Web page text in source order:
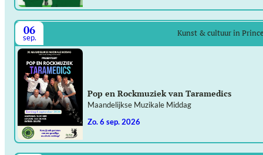
06
sep. Kunst & cultuur in
Pop en Rockmuziek van Taramedics
Maandelijkse Muzikale Middag
zo. 6 sep. 2026